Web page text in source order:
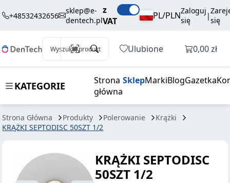
+48532432656
sklep@e-
dentech.pl
z
VAT
PL/PLNZaloguj
się
|się
Wyszukaj produkt Ulubione Otwórz
0,00 zł
KATEGORIE
Strona
główna
SklepMarkiBlogGazetka
Strona Główna Produkty Polerowanie
Krążki
KRĄŻKI SEPTODISC 50SZT 1/2
SEPTODISC
50SZT 1/2
brutto / szt.
KRĄŻKI SEPTODISC
50SZT 1/2